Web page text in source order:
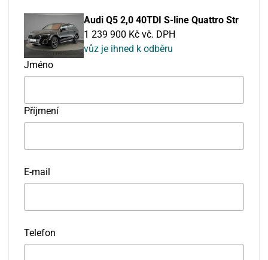
Audi Q5 2,0 40TDI S-line Quattro Str
1 239 900 Kč vč. DPH
vůz je ihned k odběru
Jméno
Příjmení
E-mail
Telefon